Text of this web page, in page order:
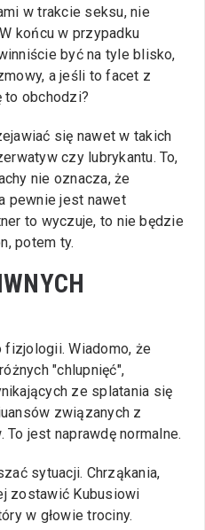
w trakcie seksu, nie
końcu w przypadku
być na tyle blisko,
a jeśli to facet z
to obchodzi?
się nawet w takich
czy lubrykantu. To,
nie oznacza, że
pewnie jest nawet
to wyczuje, to nie będzie
potem ty.
fizjologii. Wiadomo, że
"chlupnięć",
ze splatania się
związanych z
jest naprawdę normalne.
sytuacji. Chrząkania,
zostawić Kubusiowi
w głowie trociny.